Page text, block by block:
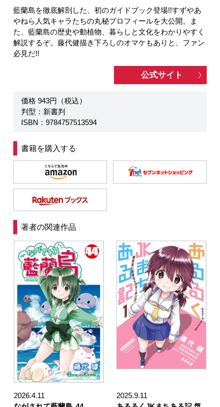
藍蘭島を徹底解剖した、初のガイドブック登場!!すずやあ
やねら人気キャラたちの丸秘プロフィールを大公開。ま
た、藍蘭島の歴史や動植物、暮らしと文化をわかりやすく
解説するぞ。藤代健描き下ろしのオマケもありと、ファン
必見だ!!
公式サイト
価格 943円（税込）
判型：新書判
ISBN：9784757513594
書籍を購入する
著者の関連作品
2026.4.11
2025.9.11